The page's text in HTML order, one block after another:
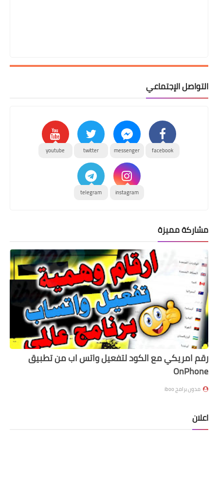
التواصل الإجتماعي
facebook
messenger
twitter
youtube
instagram
telegram
مشاركة مميزة
رقم امريكي مع الكود لتفعيل واتس اب من تطبيق
OnPhone
مدون برامج iboo
اعلان